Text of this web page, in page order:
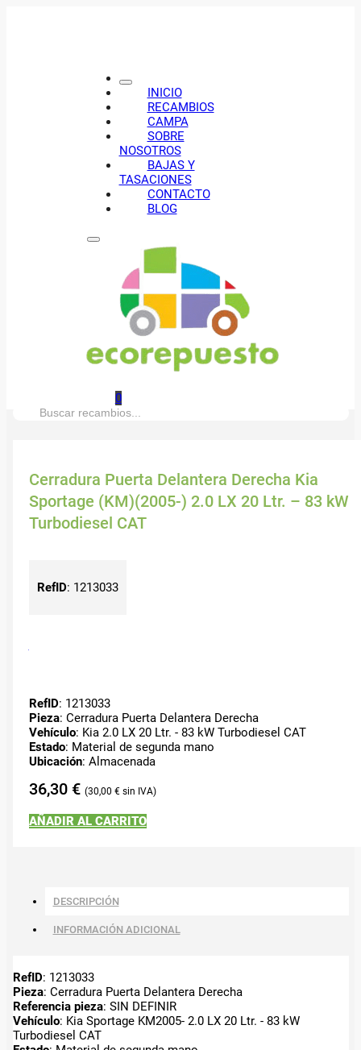
INICIO
RECAMBIOS
CAMPA
SOBRE
NOSOTROS
BAJAS Y
TASACIONES
CONTACTO
BLOG
0
Buscar:
Cerradura Puerta Delantera Derecha Kia
Sportage (KM)(2005-) 2.0 LX 20 Ltr. – 83 kW
Turbodiesel CAT
RefID: 1213033
RefID: 1213033
Pieza: Cerradura Puerta Delantera Derecha
Vehículo: Kia 2.0 LX 20 Ltr. - 83 kW Turbodiesel CAT
Estado: Material de segunda mano
Ubicación: Almacenada
36,30 € 30,00 €
AÑADIR AL CARRITO
DESCRIPCIÓN
INFORMACIÓN ADICIONAL
RefID: 1213033
Pieza: Cerradura Puerta Delantera Derecha
Referencia pieza: SIN DEFINIR
Vehículo: Kia Sportage KM2005- 2.0 LX 20 Ltr. - 83 kW
Turbodiesel CAT